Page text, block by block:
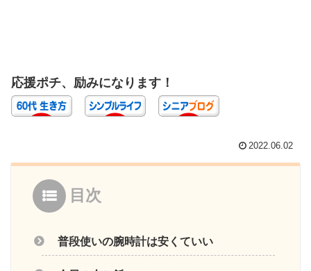
応援ポチ、励みになります！
2022.06.02
目次
普段使いの腕時計は安くていい